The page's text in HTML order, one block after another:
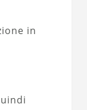
in